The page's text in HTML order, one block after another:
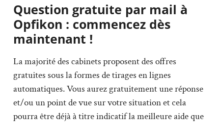
Question gratuite par mail à
Opfikon : commencez dès
maintenant !
La majorité des cabinets proposent des offres
gratuites sous la formes de tirages en lignes
automatiques. Vous aurez gratuitement une réponse
et/ou un point de vue sur votre situation et cela
pourra être déjà à titre indicatif la meilleure aide que